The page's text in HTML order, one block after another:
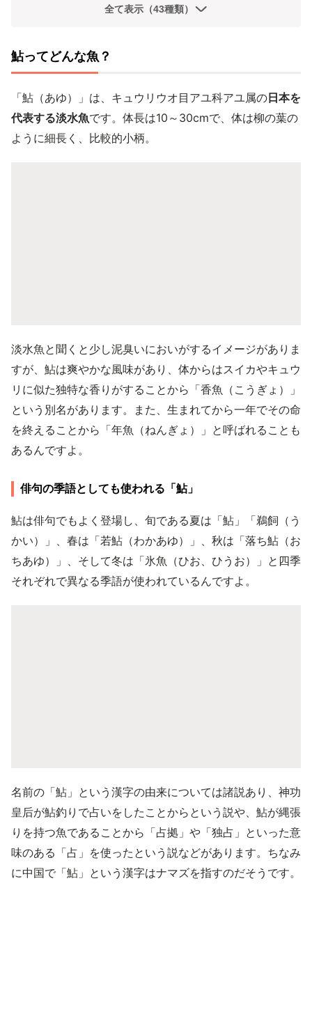
全て表示（43種類）
鮎ってどんな魚？
「鮎（あゆ）」は、キュウリウオ目アユ科アユ属の日本を
代表する淡水魚です。体長は10～30cmで、体は柳の葉の
ように細長く、比較的小柄。
淡水魚と聞くと少し泥臭いにおいがするイメージがありま
すが、鮎は爽やかな風味があり、体からはスイカやキュウ
リに似た独特な香りがすることから「香魚（こうぎょ）」
という別名があります。また、生まれてから一年でその命
を終えることから「年魚（ねんぎょ）」と呼ばれることも
あるんですよ。
俳句の季語としても使われる「鮎」
鮎は俳句でもよく登場し、旬である夏は「鮎」「鵜飼（う
かい）」、春は「若鮎（わかあゆ）」、秋は「落ち鮎（お
ちあゆ）」、そして冬は「氷魚（ひお、ひうお）」と四季
それぞれで異なる季語が使われているんですよ。
名前の「鮎」という漢字の由来については諸説あり、神功
皇后が鮎釣りで占いをしたことからという説や、鮎が縄張
りを持つ魚であることから「占拠」や「独占」といった意
味のある「占」を使ったという説などがあります。ちなみ
に中国で「鮎」という漢字はナマズを指すのだそうです。